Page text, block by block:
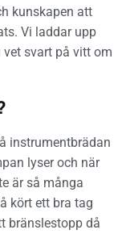
kunskapen att
Vi laddar upp
svart på vitt om
instrumentbrädan
lyser och när
är så många
kört ett bra tag
bränslestopp då